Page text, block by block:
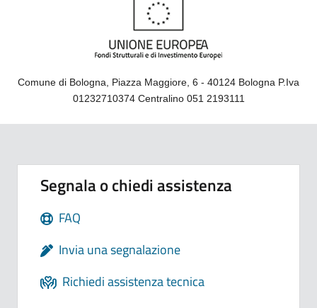
Comune di Bologna, Piazza Maggiore, 6 - 40124 Bologna P.Iva
01232710374 Centralino 051 2193111
Segnala o chiedi assistenza
FAQ
Invia una segnalazione
Richiedi assistenza tecnica